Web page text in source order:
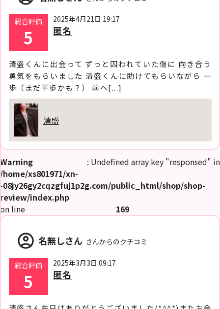
総合評価
5
2025年4月21日 19:17
匿名
清盛くんに出会って ずっと囚われていた傷に 向き合う
勇気をもらいました 清盛くんに助けてもらいながら 一
歩（まだ半歩かも？） 前へ[...]
清盛
Warning
: Undefined array key "responsed" in
/home/xs801971/xn-
-08jy26gy2cqzgfuj1p2g.com/public_html/shop/shop-
review/index.php
on line
169
account_circle 名無しさん さんからのクチコミ
総合評価
5
2025年3月3日 09:17
匿名